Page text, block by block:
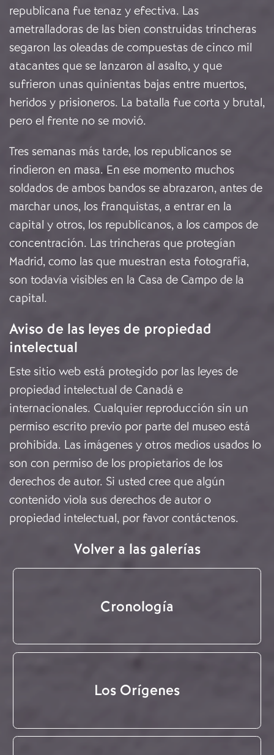
republicana fue tenaz y efectiva. Las
ametralladoras de las bien construidas trincheras
segaron las oleadas de compuestas de cinco mil
atacantes que se lanzaron al asalto, y que
sufrieron unas quinientas bajas entre muertos,
heridos y prisioneros. La batalla fue corta y brutal,
pero el frente no se movió.
Tres semanas más tarde, los republicanos se
rindieron en masa. En ese momento muchos
soldados de ambos bandos se abrazaron, antes de
marchar unos, los franquistas, a entrar en la
capital y otros, los republicanos, a los campos de
concentración. Las trincheras que protegían
Madrid, como las que muestran esta fotografía,
son todavía visibles en la Casa de Campo de la
capital.
Aviso de las leyes de propiedad
intelectual
Este sitio web está protegido por las leyes de
propiedad intelectual de Canadá e
internacionales. Cualquier reproducción sin un
permiso escrito previo por parte del museo está
prohibida. Las imágenes y otros medios usados lo
son con permiso de los propietarios de los
derechos de autor. Si usted cree que algún
contenido viola sus derechos de autor o
propiedad intelectual, por favor contáctenos.
Volver a las galerías
Cronología
Los Orígenes